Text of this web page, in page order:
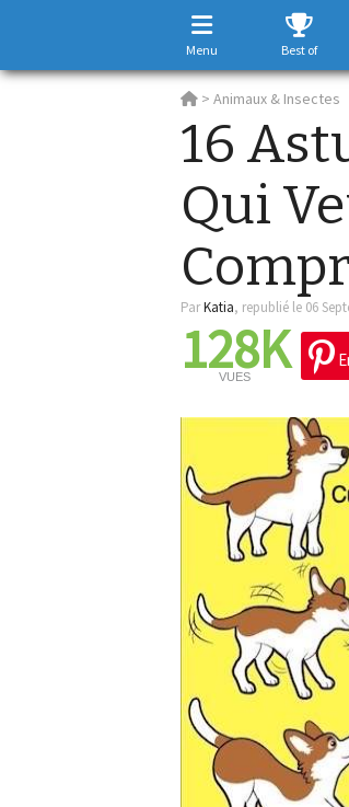
Menu Best of
> Animaux & Insectes
16
Qui
ParKatia, republié le 06
128K
VUES